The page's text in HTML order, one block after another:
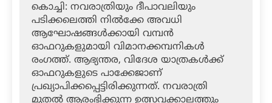
കൊച്ചി: നവരാത്രിയും ദീപാവലിയും
പടിക്കലെത്തി നില്‍ക്കേ അവധി
ആഘോഷങ്ങള്‍ക്കായി വമ്പന്‍
ഓഫറുകളുമായി വിമാനക്കമ്പനികള്‍
രംഗത്ത്. ആഭ്യന്തര, വിദേശ യാത്രകള്‍ക്ക്
ഓഫറുകളുടെ പാക്കേജാണ്
പ്രഖ്യാപിക്കപ്പെട്ടിരിക്കുന്നത്. നവരാത്രി
മുതല്‍ ആരംഭിക്കുന്ന ഉത്സവക്കാലത്തും